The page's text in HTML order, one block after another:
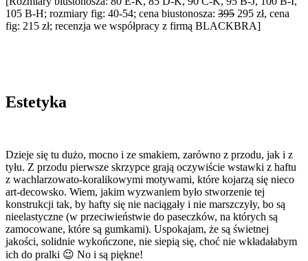
105 B-H; rozmiary fig: 40-54; cena biustonosza: 395 295 zł, cena
fig: 215 zł; recenzja we współpracy z firmą BLACKBRA]
Estetyka
Dzieje się tu dużo, mocno i ze smakiem, zarówno z przodu, jak i z
tyłu. Z przodu pierwsze skrzypce grają oczywiście wstawki z haftu
z wachlarzowato-koralikowymi motywami, które kojarzą się nieco
art-decowsko. Wiem, jakim wyzwaniem było stworzenie tej
konstrukcji tak, by hafty się nie naciągały i nie marszczyły, bo są
nieelastyczne (w przeciwieństwie do paseczków, na których są
zamocowane, które są gumkami). Uspokajam, że są świetnej
jakości, solidnie wykończone, nie siepią się, choć nie wkładałabym
ich do pralki 😉 No i są piękne!